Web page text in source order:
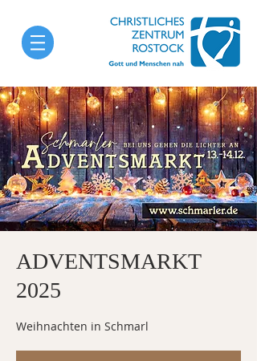
ADVENTSMARKT
2025
Weihnachten in Schmarl